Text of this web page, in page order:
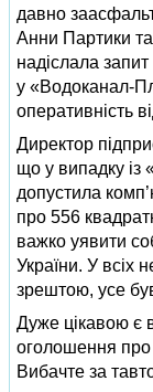
давно
Анни Партики
надіслала
у «Водоканал-
оперативність
Директор
що у випадку із
допустила
про 556
важко уявити
України. У всіх
зрештою, усе
Дуже цікавою є
оголошення про
Вибачте за